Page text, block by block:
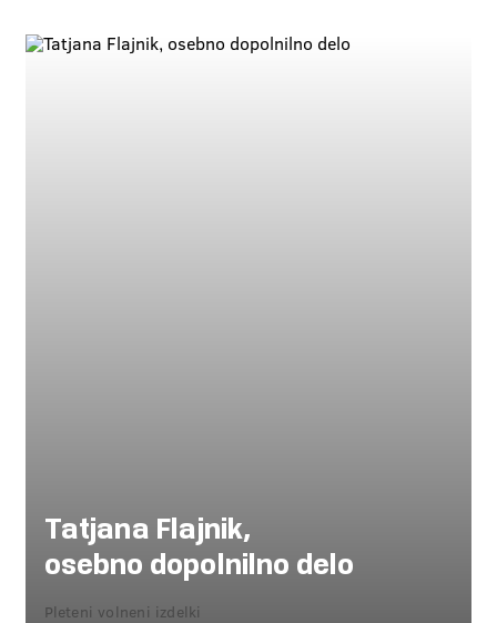
Tatjana Flajnik,
osebno dopolnilno delo
Pleteni volneni izdelki